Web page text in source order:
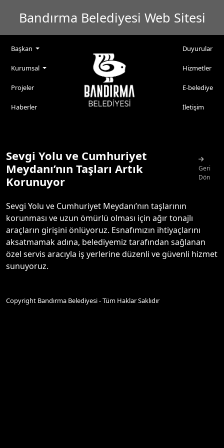
Bandırma Belediyesi Web Sitesi
Başkan
Kurumsal
Projeler
Haberler
Duyurular
Hizmetler
E-belediye
İletişim
Sevgi Yolu ve Cumhuriyet
Meydanı’nın Taşları Artık
Korunuyor
Geri
Dön
Sevgi Yolu ve Cumhuriyet Meydanı’nın taşlarının
korunması ve uzun ömürlü olması için ağır tonajlı
araçların girişini önlüyoruz. Esnafımızın ihtiyaçlarını
aksatmamak adına, belediyemiz tarafından sağlanan
özel servis aracıyla iş yerlerine düzenli ve güvenli hizmet
sunuyoruz.
Copyright Bandırma Belediyesi - Tüm Haklar Saklıdır